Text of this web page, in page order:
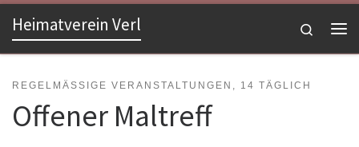
Zum Inhalt springen
Heimatverein Verl
Search
REGELMÄSSIGE VERANSTALTUNGEN, 14 TÄGLICH
Offener Maltreff